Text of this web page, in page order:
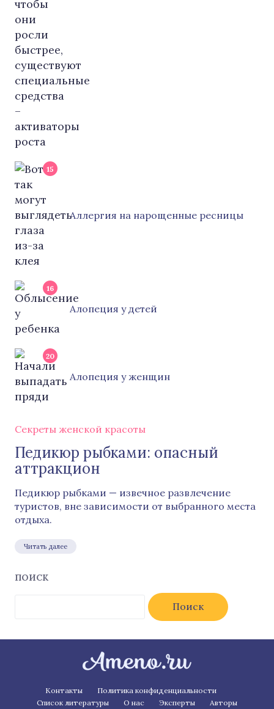
15
Аллергия на нарощенные ресницы
16
Алопеция у детей
20
Алопеция у женщин
Секреты женской красоты
Педикюр рыбками: опасный
аттракцион
Педикюр рыбками — извечное развлечение
туристов, вне зависимости от выбранного места
отдыха.
Читать далее
ПОИСК
Контакты
Политика конфиденциальности
Список литературы
О нас Эксперты Авторы